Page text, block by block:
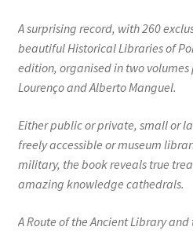
«FOTO | PHOTO PORTUGAL»
200 DIAS PARA DENTRO
About looking
Ana Dias – Uma viagem ao
Ana Manuel Mestre vence
A surprising record, with 260
beautiful Historical Libraries of
edition, organised in two
Lourenço and Alberto Manguel.
Either public or private, small or
freely accessible or museum
military, the book reveals true
amazing knowledge cathedrals.
A Route of the Ancient Library